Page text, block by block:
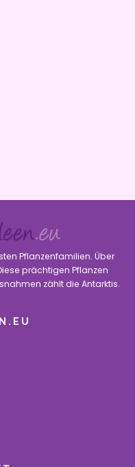
Pflanzenfamilien. Über
prächtigen Pflanzen
zählt die Antarktis.